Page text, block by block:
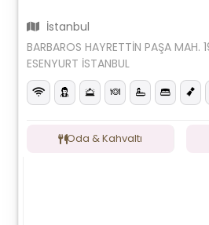
İstanbul
BARBAROS HAYRETTİN PAŞA MAH.
ESENYURT İSTANBUL
Oda & Kahvaltı